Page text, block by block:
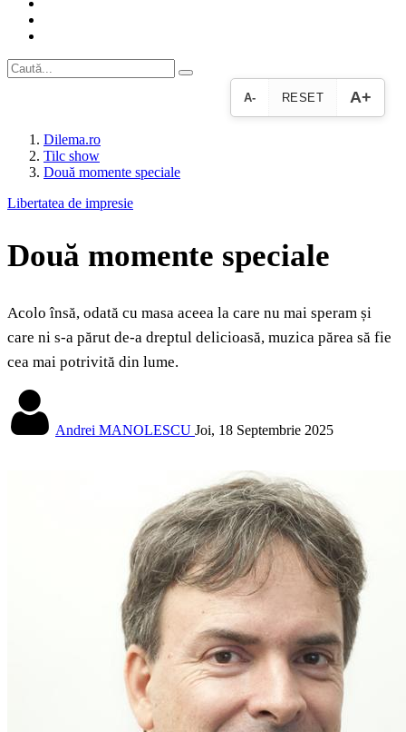
A- RESET A+
Dilema.ro
Tilc show
Două momente speciale
Libertatea de impresie
Două momente speciale
Acolo însă, odată cu masa aceea la care nu mai speram și
care ni s-a părut de-a dreptul delicioasă, muzica părea să fie
cea mai potrivită din lume.
Andrei MANOLESCU Joi, 18 Septembrie 2025